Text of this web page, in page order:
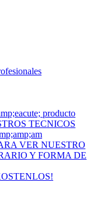
producto
TECNICOS
VER NUESTRO
Y FORMA DE